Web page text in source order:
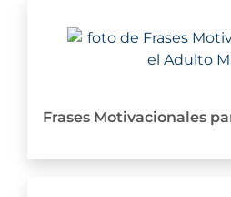
Frases Motivacionales